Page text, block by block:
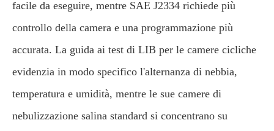
facile da eseguire, mentre SAE J2334 richiede più
controllo della camera e una programmazione più
accurata. La guida ai test di LIB per le camere cicliche
evidenzia in modo specifico l'alternanza di nebbia,
temperatura e umidità, mentre le sue camere di
nebulizzazione salina standard si concentrano su